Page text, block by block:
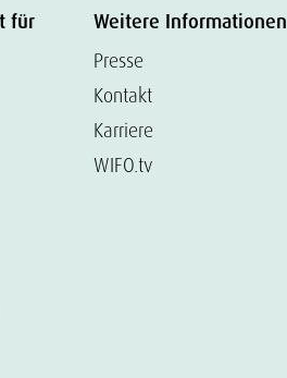
für
Weitere Informationen
Presse
Kontakt
Karriere
WIFO.tv